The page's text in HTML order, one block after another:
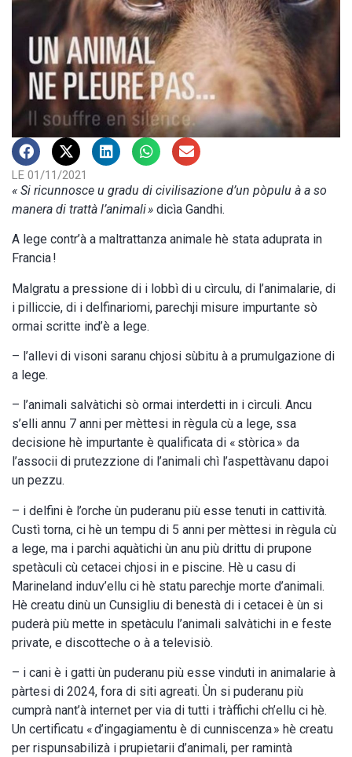
LE 01/11/2021
« Si ricunnosce u gradu di civilisazione d’un pòpulu à a so
manera di trattà l’animali » dicìa Gandhi.
A lege contr’à a maltrattanza animale hè stata aduprata in
Francia !
Malgratu a pressione di i lobbì di u cìrculu, di l’animalarie, di
i pilliccie, di i delfinariomi, parechji misure impurtante sò
ormai scritte ind’è a lege.
– l’allevi di visoni saranu chjosi sùbitu à a prumulgazione di
a lege.
– l’animali salvàtichi sò ormai interdetti in i cìrculi. Ancu
s’elli annu 7 anni per mèttesi in règula cù a lege, ssa
decisione hè impurtante è qualificata di « stòrica » da
l’associi di prutezzione di l’animali chì l’aspettàvanu dapoi
un pezzu.
– i delfini è l’orche ùn puderanu più esse tenuti in cattività.
Custì torna, ci hè un tempu di 5 anni per mèttesi in règula cù
a lege, ma i parchi aquàtichi ùn anu più drittu di prupone
spetàculi cù cetacei chjosi in e piscine. Hè u casu di
Marineland induv’ellu ci hè statu parechje morte d’animali.
Hè creatu dinù un Cunsigliu di benestà di i cetacei è ùn si
puderà più mette in spetàculu l’animali salvàtichi in e feste
private, e discotteche o à a televisiò.
– i cani è i gatti ùn puderanu più esse vinduti in animalarie à
pàrtesi di 2024, fora di siti agreati. Ùn si puderanu più
cumprà nant’à internet per via di tutti i tràffichi ch’ellu ci hè.
Un certificatu « d’ingagiamentu è di cunniscenza » hè creatu
per rispunsabilizà i prupietarii d’animali, per ramintà